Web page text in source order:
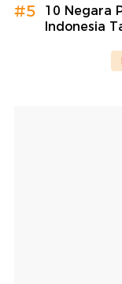
#5
10 Negara
Indonesia